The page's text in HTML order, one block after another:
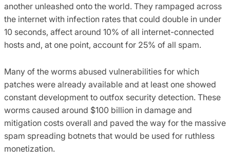
another unleashed onto the world. They rampaged across
the internet with infection rates that could double in under
10 seconds, affect around 10% of all internet-connected
hosts and, at one point, account for 25% of all spam.
Many of the worms abused vulnerabilities for which
patches were already available and at least one showed
constant development to outfox security detection. These
worms caused around $100 billion in damage and
mitigation costs overall and paved the way for the massive
spam spreading botnets that would be used for ruthless
monetization.